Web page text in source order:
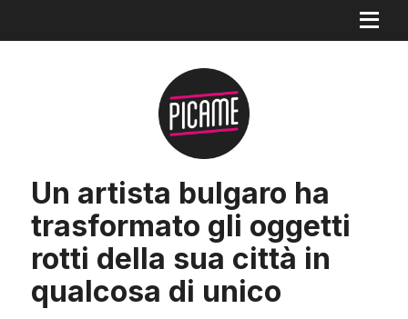
Un artista bulgaro ha
trasformato gli oggetti
rotti della sua città in
qualcosa di unico